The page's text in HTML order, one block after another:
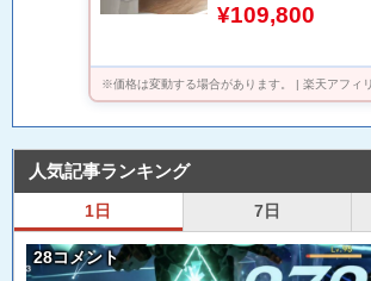
¥109,800
※価格は変動する場合があります。 | 楽天アフィ
人気記事ランキング
1日 7日
28コメント